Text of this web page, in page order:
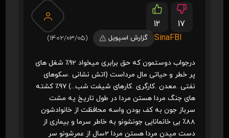
12
17
SinaFBI
گزارش اسپویل (1402/03/05)
درجواب دوستمون که حق برابری میخواد 92٪ شغل های
پر خطر و حیاتی مال مرداست (اتش نشانی .سکوهای
نفتی .معدن .کارگری .کارهای شیفت شب..) ۹۷٪ کشته
های جنگ مردا هستن مردا در طول تاریخ یه مشت
سرباز جون به کف بودن واسه محافظت از خانوادشون
88٪ بی خانمانایی جونشونو به خاطر سرما و بیماری از
دست میدن مردا هستن مردا 2سال از عمرشونو سر